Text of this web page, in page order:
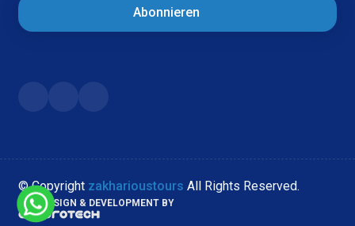
Abonnieren
© Copyright zakharioustours All Rights Reserved.
WEB DESIGN & DEVELOPMENT BY